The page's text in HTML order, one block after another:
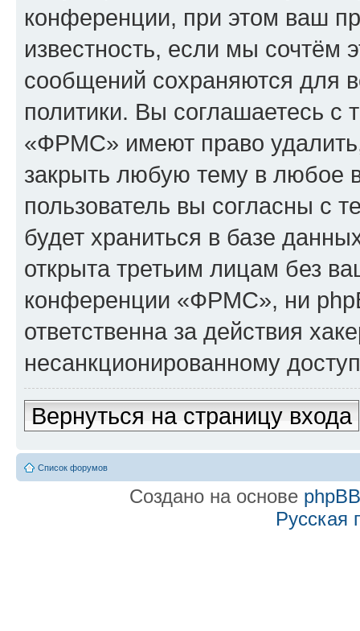
конференции, при этом ваш
известность, если мы сочтём
сообщений сохраняются для
политики. Вы соглашаетесь
«ФРМС» имеют право
закрыть любую тему в любое
пользователь вы согласны с
будет храниться в базе
открыта третьим лицам без
конференции «ФРМС», ни
ответственна за действия
несанкционированному
Вернуться на страницу входа
Список форумов
Создано на основе phpBB
Русская